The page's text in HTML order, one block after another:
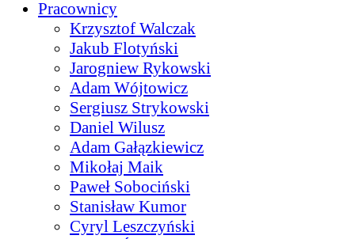
Pracownicy
Krzysztof Walczak
Jakub Flotyński
Jarogniew Rykowski
Adam Wójtowicz
Sergiusz Strykowski
Daniel Wilusz
Adam Gałązkiewicz
Mikołaj Maik
Paweł Sobociński
Stanisław Kumor
Cyryl Leszczyński